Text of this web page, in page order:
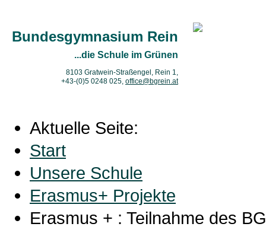
Bundesgymnasium Rein
...die Schule im Grünen
8103 Gratwein-Straßengel, Rein 1,
+43-(0)5 0248 025, office@bgrein.at
Aktuelle Seite:
Start
Unsere Schule
Erasmus+ Projekte
Erasmus + : Teilnahme des